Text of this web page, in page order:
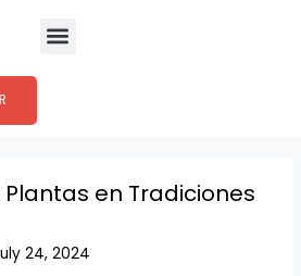
Menu
Plantas en Tradiciones
24, 2024